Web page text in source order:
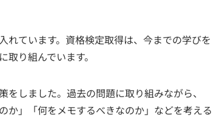
れています。資格検定取得は、今までの学びを
り組んでいます。
しました。過去の問題に取り組みながら、
か」「何をメモするべきなのか」などを考える